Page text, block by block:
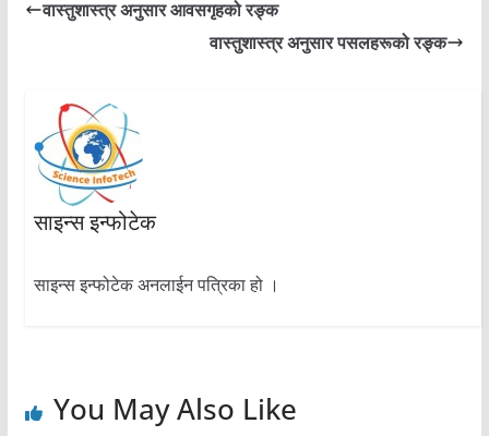
वास्तुशास्त्र अनुसार आवसगृहको रङ्क
वास्तुशास्त्र अनुसार पसलहरूको रङ्क
साइन्स इन्फोटेक
साइन्स इन्फोटेक अनलाईन पत्रिका हो ।
You May Also Like